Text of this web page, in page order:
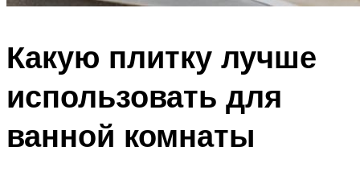
Какую плитку лучше
использовать для
ванной комнаты